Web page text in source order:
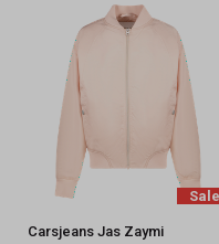
Keez&Co
Sale
Carsjeans Jas Zaymi